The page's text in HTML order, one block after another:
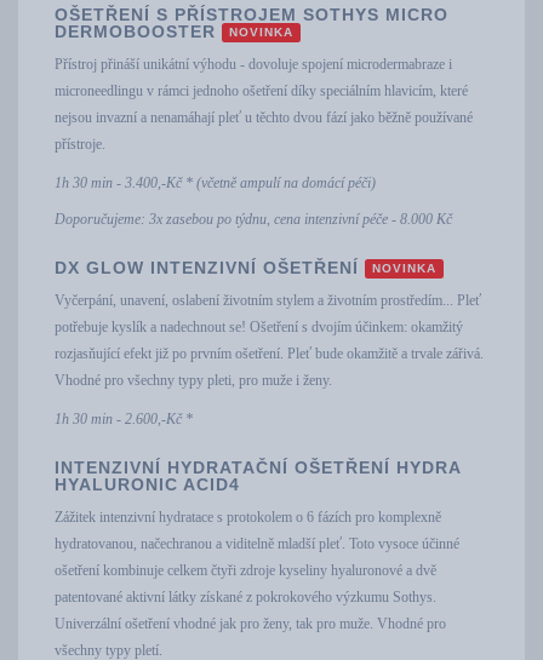
OŠETŘENÍ S PŘÍSTROJEM SOTHYS MICRO
DERMOBOOSTER
NOVINKA
Přístroj přináší unikátní výhodu - dovoluje spojení microdermabraze i
microneedlingu v rámci jednoho ošetření díky speciálním hlavicím, které
nejsou invazní a nenamáhají pleť u těchto dvou fází jako běžně používané
přístroje.
1h 30 min - 3.400,-Kč * (včetně ampulí na domácí péči)
Doporučujeme: 3x zasebou po týdnu, cena intenzivní péče - 8.000 Kč
DX GLOW INTENZIVNÍ OŠETŘENÍ NOVINKA
Vyčerpání, unavení, oslabení životním stylem a životním prostředím... Pleť
potřebuje kyslík a nadechnout se! Ošetření s dvojím účinkem: okamžitý
rozjasňující efekt již po prvním ošetření. Pleť bude okamžitě a trvale zářivá.
Vhodné pro všechny typy pleti, pro muže i ženy.
1h 30 min - 2.600,-Kč *
INTENZIVNÍ HYDRATAČNÍ OŠETŘENÍ HYDRA
HYALURONIC ACID4
Zážitek intenzivní hydratace s protokolem o 6 fázích pro komplexně
hydratovanou, načechranou a viditelně mladší pleť. Toto vysoce účinné
ošetření kombinuje celkem čtyři zdroje kyseliny hyaluronové a dvě
patentované aktivní látky získané z pokrokového výzkumu Sothys.
Univerzální ošetření vhodné jak pro ženy, tak pro muže. Vhodné pro
všechny typy pletí.